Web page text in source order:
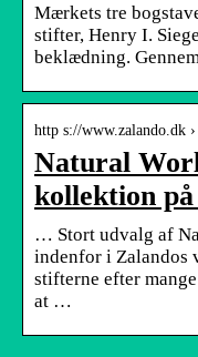
Mærkets tre
stifter, Henry I.
beklædning.
http s://www.zalando.dk
Natural
kollektion
… Stort udvalg af
indenfor i Zalandos
stifterne efter
at …